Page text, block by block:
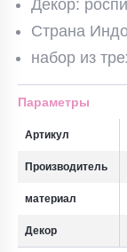
Декор:
Страна
набор из
Параметры
Артикул
Производитель
материал
Декор